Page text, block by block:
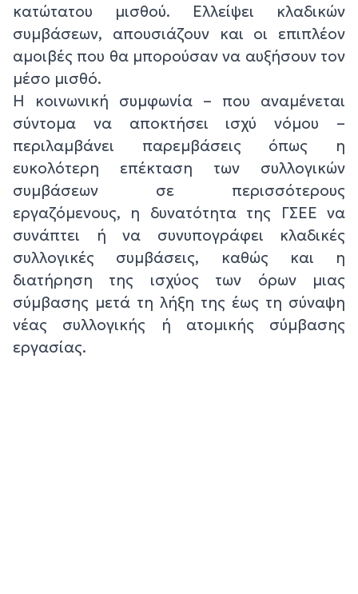
κατώτατου μισθού. Ελλείψει κλαδικών
συμβάσεων, απουσιάζουν και οι επιπλέον
αμοιβές που θα μπορούσαν να αυξήσουν τον
μέσο μισθό.
Η κοινωνική συμφωνία – που αναμένεται
σύντομα να αποκτήσει ισχύ νόμου –
περιλαμβάνει παρεμβάσεις όπως η
ευκολότερη επέκταση των συλλογικών
συμβάσεων σε περισσότερους
εργαζόμενους, η δυνατότητα της ΓΣΕΕ να
συνάπτει ή να συνυπογράφει κλαδικές
συλλογικές συμβάσεις, καθώς και η
διατήρηση της ισχύος των όρων μιας
σύμβασης μετά τη λήξη της έως τη σύναψη
νέας συλλογικής ή ατομικής σύμβασης
εργασίας.